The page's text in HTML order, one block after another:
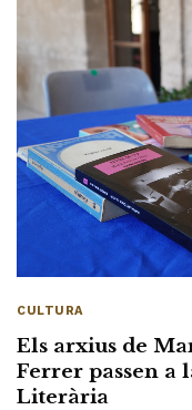
CULTURA
Els arxius de
Ferrer passen a
Literària